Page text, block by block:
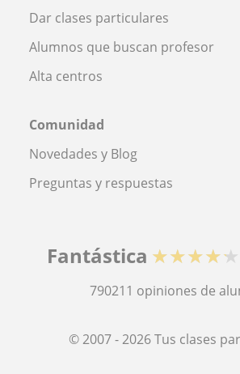
Dar clases particulares
Alumnos que buscan profesor
Alta centros
Comunidad
Novedades y Blog
Preguntas y respuestas
Fantástica ★★★★★
790211 opiniones de
© 2007 - 2026 Tus clases